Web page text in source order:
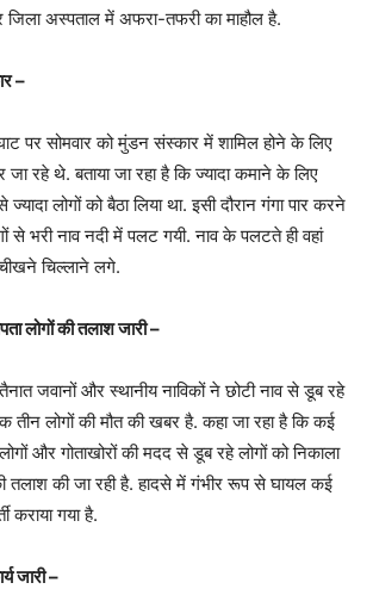
अस्पताल में अफरा-तफरी का माहौल है.
–
पर सोमवार को मुंडन संस्कार में शामिल होने के लिए
जा रहे थे. बताया जा रहा है कि ज्यादा कमाने के लिए
ज्यादा लोगों को बैठा लिया था. इसी दौरान गंगा पार करने
से भरी नाव नदी में पलट गयी. नाव के पलटते ही वहां
चिल्लाने लगे.
लोगों की तलाश जारी –
जवानों और स्थानीय नाविकों ने छोटी नाव से डूब रहे
तीन लोगों की मौत की खबर है. कहा जा रहा है कि कई
और गोताखोरों की मदद से डूब रहे लोगों को निकाला
तलाश की जा रही है. हादसे में गंभीर रूप से घायल कई
कराया गया है.
जारी –